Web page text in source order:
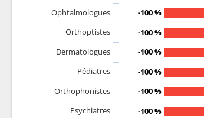
-100 %
-100 %
-100 %
-100 %
-100 %
-100 %
Ophtalmologues
Orthoptistes
Dermatologues
Pédiatres
Orthophonistes
Psychiatres